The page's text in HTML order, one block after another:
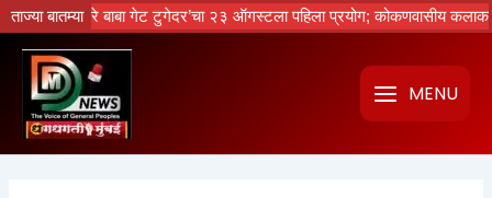
ताज्या बातम्या
नको रे बाबा गेट टुगेदर’चा २३ ऑगस्टला पहिला प्रयोग; कोकणवासीय कलाकारांची
Skip
to
content
MENU